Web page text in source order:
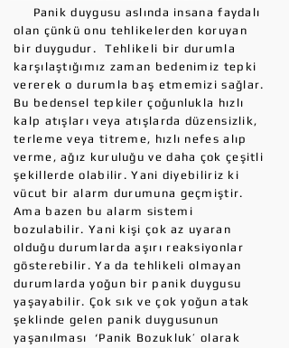
Panik duygusu aslında insana faydalı
olan çünkü onu tehlikelerden koruyan
bir duygudur. Tehlikeli bir durumla
karşılaştığımız zaman bedenimiz tepki
vererek o durumla baş etmemizi sağlar.
Bu bedensel tepkiler çoğunlukla hızlı
kalp atışları veya atışlarda düzensizlik,
terleme veya titreme, hızlı nefes alıp
verme, ağız kuruluğu ve daha çok çeşitli
şekillerde olabilir. Yani diyebiliriz ki
vücut bir alarm durumuna geçmiştir.
Ama bazen bu alarm sistemi
bozulabilir. Yani kişi çok az uyaran
olduğu durumlarda aşırı reaksiyonlar
gösterebilir. Ya da tehlikeli olmayan
durumlarda yoğun bir panik duygusu
yaşayabilir. Çok sık ve çok yoğun atak
şeklinde gelen panik duygusunun
yaşanılması ‘Panik Bozukluk’ olarak